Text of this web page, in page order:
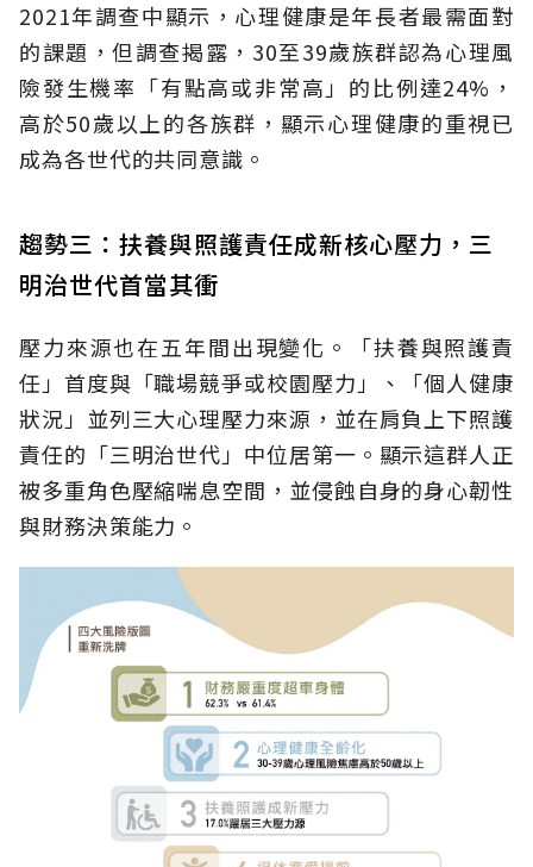
2021年調查中顯示，心理健康是年長者最需面對
的課題，但調查揭露，30至39歲族群認為心理風
險發生機率「有點高或非常高」的比例達24%，
高於50歲以上的各族群，顯示心理健康的重視已
成為各世代的共同意識。
趨勢三：扶養與照護責任成新核心壓力，三
明治世代首當其衝
壓力來源也在五年間出現變化。「扶養與照護責
任」首度與「職場競爭或校園壓力」、「個人健康
狀況」並列三大心理壓力來源，並在肩負上下照護
責任的「三明治世代」中位居第一。顯示這群人正
被多重角色壓縮喘息空間，並侵蝕自身的身心韌性
與財務決策能力。